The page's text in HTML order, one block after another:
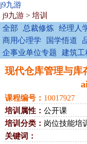
j9九游
j9九游 > 培训
全部
总裁修炼 经理人
商用心理学
国学悟道
企事业单位专题
建筑工
现代仓库管理与库
课程编号： 10017927
培训属性： 公开课
培训分类： 岗位技能培
关键词：